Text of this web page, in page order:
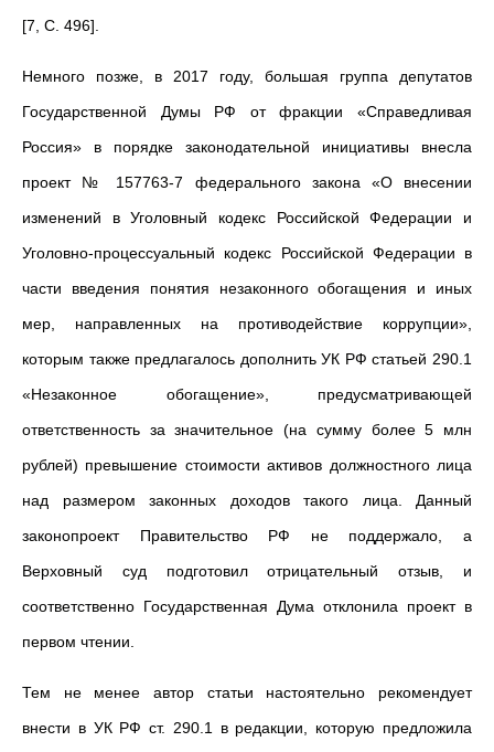
[7, С. 496].
Немного позже, в 2017 году, большая группа депутатов
Государственной Думы РФ от фракции «Справедливая
Россия» в порядке законодательной инициативы внесла
проект № 157763-7 федерального закона «О внесении
изменений в Уголовный кодекс Российской Федерации и
Уголовно-процессуальный кодекс Российской Федерации в
части введения понятия незаконного обогащения и иных
мер, направленных на противодействие коррупции»,
которым также предлагалось дополнить УК РФ статьей 290.1
«Незаконное обогащение», предусматривающей
ответственность за значительное (на сумму более 5 млн
рублей) превышение стоимости активов должностного лица
над размером законных доходов такого лица. Данный
законопроект Правительство РФ не поддержало, а
Верховный суд подготовил отрицательный отзыв, и
соответственно Государственная Дума отклонила проект в
первом чтении.
Тем не менее автор статьи настоятельно рекомендует
внести в УК РФ ст. 290.1 в редакции, которую предложила